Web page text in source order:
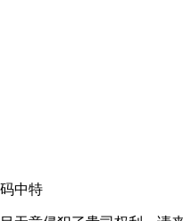
中特